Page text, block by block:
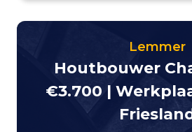
Lemmer
Houtbouwer
€3.700 |